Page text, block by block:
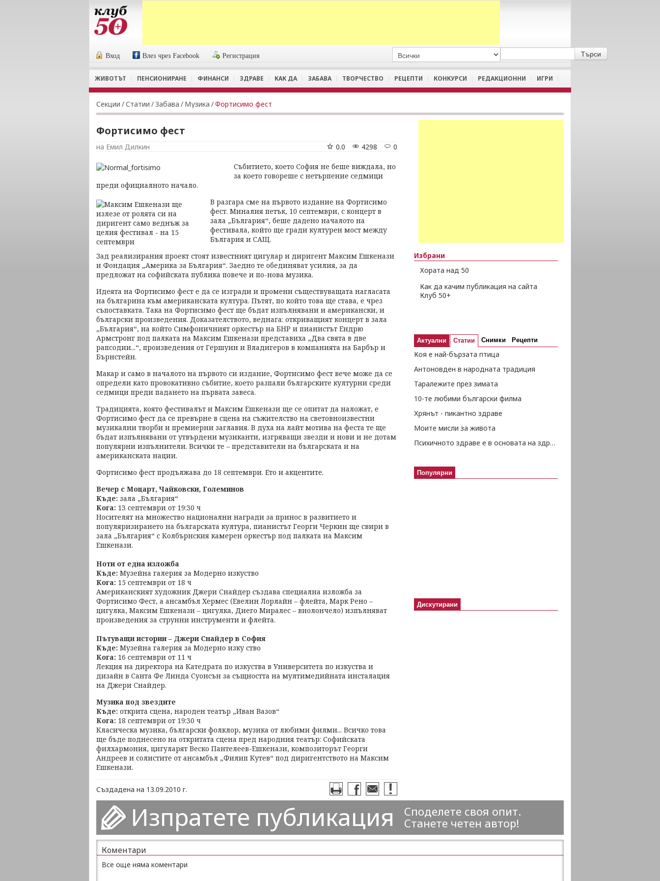
Вход Влез чрез Facebook Регистрация
ЖИВОТЪТ ПЕНСИОНИРАНЕ ФИНАНСИ ЗДРАВЕ КАК ДА ЗАБАВА ТВОРЧЕСТВО РЕЦЕПТИ КОНКУРСИ РЕДАКЦИОННИ ИГРИ
Секции /Статии / Забава / Музика /Фортисимо фест
Фортисимо фест
на Емил Дилкин 0
4298
0.0
Събитието, което София не беше виждала, но
за което говореше с нетърпение седмици
преди официалното начало.
В разгара сме на първото издание на Фортисимо
фест. Миналия петък, 10 септември, с концерт в
зала „България“, беше дадено началото на
фестивала, който ще гради културен мост между
България и САЩ.
Зад реализирания проект стоят известният цигулар и диригент Максим Ешкенази
и Фондация „Америка за България“. Заедно те обединяват усилия, за да
предложат на софийската публика повече и по-нова музика.
Идеята на Фортисимо фест е да се изгради и промени съществуващата нагласата
на българина към американската култура. Пътят, по който това ще става, е чрез
съпоставката. Така на Фортисимо фест ще бъдат изпълнявани и американски, и
български произведения. Доказателството, веднага: откриващият концерт в зала
„България“, на който Симфоничният оркестър на БНР и пианистът Ендрю
Армстронг под палката на Максим Ешкенази представиха „Два свята в две
рапсодии...“, произведения от Гершуин и Владигеров в компанията на Барбър и
Бърнстейн.
Макар и само в началото на първото си издание, Фортисимо фест вече може да се
определи като провокативно събитие, което разпали българските културни среди
седмици преди падането на първата завеса.
Традицията, която фестивалът и Максим Ешкенази ще се опитат да наложат, е
Фортисимо фест да се превърне в сцена на съжителство на световноизвестни
музикални творби и премиерни заглавия. В духа на лайт мотива на феста те ще
бъдат изпълнявани от утвърдени музиканти, изгряващи звезди и нови и не дотам
популярни изпълнители. Всички те – представители на българската и на
американската нации.
Фортисимо фест продължава до 18 септември. Ето и акцентите.
Вечер с Моцарт, Чайковски, Големинов
Къде: зала „България“
Кога: 13 септември от 19:30 ч
Носителят на множество национални награди за принос в развитието и
популяризирането на българската култура, пианистът Георги Черкин ще свири в
зала „България“ с Колбърнския камерен оркестър под палката на Максим
Ешкенази.
Ноти от една изложба
Къде: Музейна галерия за Модерно изкуство
Кога: 15 септември от 18 ч
Американският художник Джери Снайдер създава специална изложба за
Фортисимо Фест, а ансамбъл Хермес (Евелин Лорлайн – флейта, Марк Рено –
цигулка, Максим Ешкенази – цигулка, Диего Миралес – виолончело) изпълняват
произведения за струнни инструменти и флейта.
Пътуващи истории – Джери Снайдер в София
Къде: Музейна галерия за Модерно изку ство
Кога: 16 септември от 11 ч
Лекция на директора на Катедрата по изкуства в Университета по изкуства и
дизайн в Санта Фе Линда Суонсън за същността на мултимедийната инсталация
на Джери Снайдер.
Музика под звездите
Къде: открита сцена, народен театър „Иван Вазов“
Кога: 18 септември от 19:30 ч
Класическа музика, български фолклор, музика от любими филми... Всичко това
ще бъде поднесено на откритата сцена пред народния театър: Софийската
филхармония, цигуларят Веско Пантелеев-Ешкенази, композиторът Георги
Андреев и солистите от ансамбъл „Филип Кутев“ под диригентството на Максим
Ешкенази.
Създадена на 13.09.2010 г.
Избрани
Хората над 50
Как да качим публикация на сайта
Клуб 50+
Актуални Статии Снимки Рецепти
Коя е най-бързата птица
Антоновден в народната традиция
Таралежите през зимата
10-те любими български филма
Хрянът - пикантно здраве
Моите мисли за живота
Психичното здраве е в основата на здравето изобщо
Популярни
Дискутирани
Изпратете публикация
Споделете своя опит.
Станете четен автор!
Коментари
Все още няма коментари